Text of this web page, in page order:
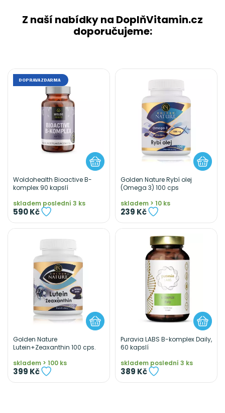
Z naší nabídky na DoplňVitamin.cz
doporučujeme:
DOPRAVA ZDARMA
Woldohealth Bioactive B-
komplex 90 kapslí
skladem poslední 3 ks
590 Kč
Golden Nature Rybí olej
(Omega 3) 100 cps
skladem > 10 ks
239 Kč
Golden Nature
Lutein+Zeaxanthin 100 cps.
skladem > 100 ks
399 Kč
Puravia LABS B-komplex Daily,
60 kapslí
skladem poslední 3 ks
389 Kč